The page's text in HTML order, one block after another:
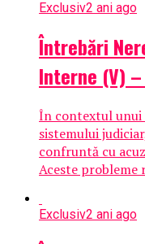
Exclusiv2 ani ago
Întrebări
Interne (V)
În contextul unui
sistemului
confruntă cu
Aceste probleme
Exclusiv2 ani ago